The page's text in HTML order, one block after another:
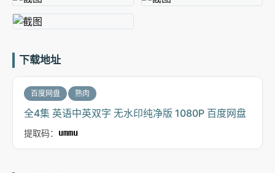
下载地址
百度网盘 熟肉
全4集 英语中英双字 无水印纯净版 1080P 百度网盘
提取码： ummu